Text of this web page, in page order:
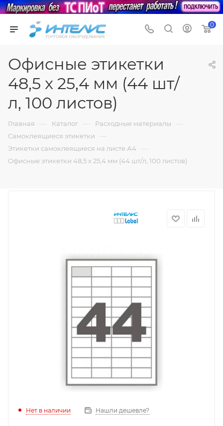
0
Офисные этикетки
48,5 x 25,4 мм (44 шт/
л, 100 листов)
Главная — Каталог — Расходные материалы —
Самоклеящиеся этикетки —
Этикетки самоклеящиеся на листе А4 —
Офисные этикетки 48,5 x 25,4 мм (44 шт/л, 100 листов)
Нет в наличии Нашли дешевле?